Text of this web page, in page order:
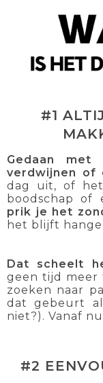
#1
Gedaan met
verdwijnen of
dag uit, of
boodschap of
prik je het
het blijft
Dat scheelt
geen tijd
zoeken naar
dat gebeurt
niet?). Vanaf
#2